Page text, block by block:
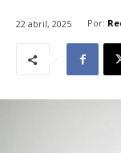
22 abril, 2025 Por: